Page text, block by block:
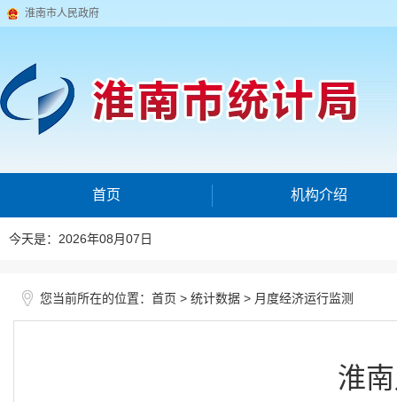
淮南市人民政府
首页 机构介绍
今天是：2026年08月07日
您当前所在的位置： 首页 > 统计数据 > 月度经济运行监测
淮